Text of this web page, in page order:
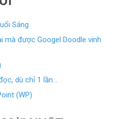
Sáng
mà được Googel Doodle vinh
dù chỉ 1 lần…
(WP)